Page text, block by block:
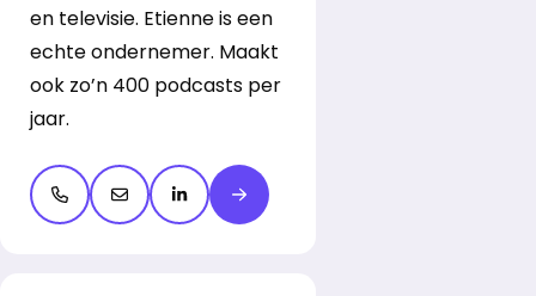
en televisie. Etienne is een
echte ondernemer. Maakt
ook zo’n 400 podcasts per
jaar.
Open de contactpop-up
Open de contactpop-up
LinkedIn openen
Meer over Etienne Verhoeff